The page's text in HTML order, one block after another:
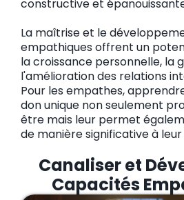
constructive et
La maîtrise et le
empathiques offrent un
la croissance personnelle, la
l'amélioration des relations
Pour les empathes,
don unique non seulement
être mais leur permet
de manière significative à
Canaliser et
Capacités